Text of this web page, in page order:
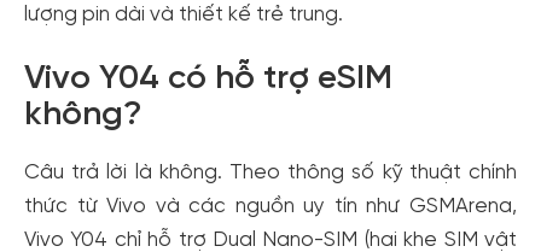
lượng pin dài và thiết kế trẻ trung.
Vivo Y04 có hỗ trợ eSIM
không?
Câu trả lời là không. Theo thông số kỹ thuật chính
thức từ Vivo và các nguồn uy tín như GSMArena,
Vivo Y04 chỉ hỗ trợ Dual Nano-SIM (hai khe SIM vật